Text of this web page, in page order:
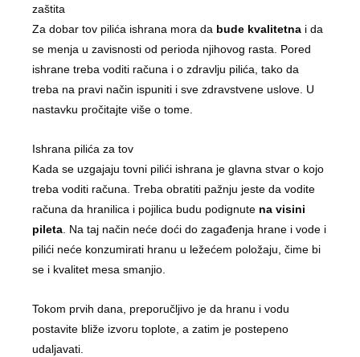
zaštita
Za dobar tov pilića ishrana mora da bude kvalitetna i da
se menja u zavisnosti od perioda njihovog rasta. Pored
ishrane treba voditi računa i o zdravlju pilića, tako da
treba na pravi način ispuniti i sve zdravstvene uslove. U
nastavku pročitajte više o tome.
Ishrana pilića za tov
Kada se uzgajaju tovni pilići ishrana je glavna stvar o kojo
treba voditi računa. Treba obratiti pažnju jeste da vodite
računa da hranilica i pojilica budu podignute na visini
pileta . Na taj način neće doći do zagađenja hrane i vode i
pilići neće konzumirati hranu u ležećem položaju, čime bi
se i kvalitet mesa smanjio.
Tokom prvih dana, preporučljivo je da hranu i vodu
postavite bliže izvoru toplote, a zatim je postepeno
udaljavati.